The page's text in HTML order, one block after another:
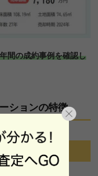
間の成約事例を確認し
ションの特徴